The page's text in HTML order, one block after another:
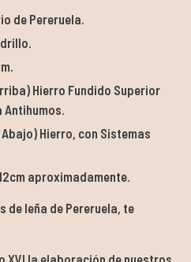
de Pereruela.
Hierro Fundido Superior
Antihumos.
Hierro, con Sistemas
aproximadamente.
de leña de Pereruela, te
XVI la elaboración de nuestros